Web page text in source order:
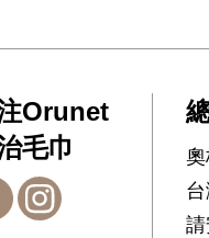
Orunet
毛巾